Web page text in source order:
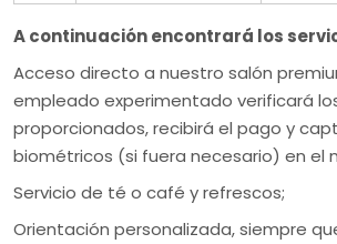
A continuación encontrará los
Acceso directo a nuestro salón
empleado experimentado verificará
proporcionados, recibirá el pago y
biométricos (si fuera necesario) en el
Servicio de té o café y refrescos;
Orientación personalizada, siempre